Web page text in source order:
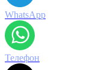
WhatsApp
Телефон